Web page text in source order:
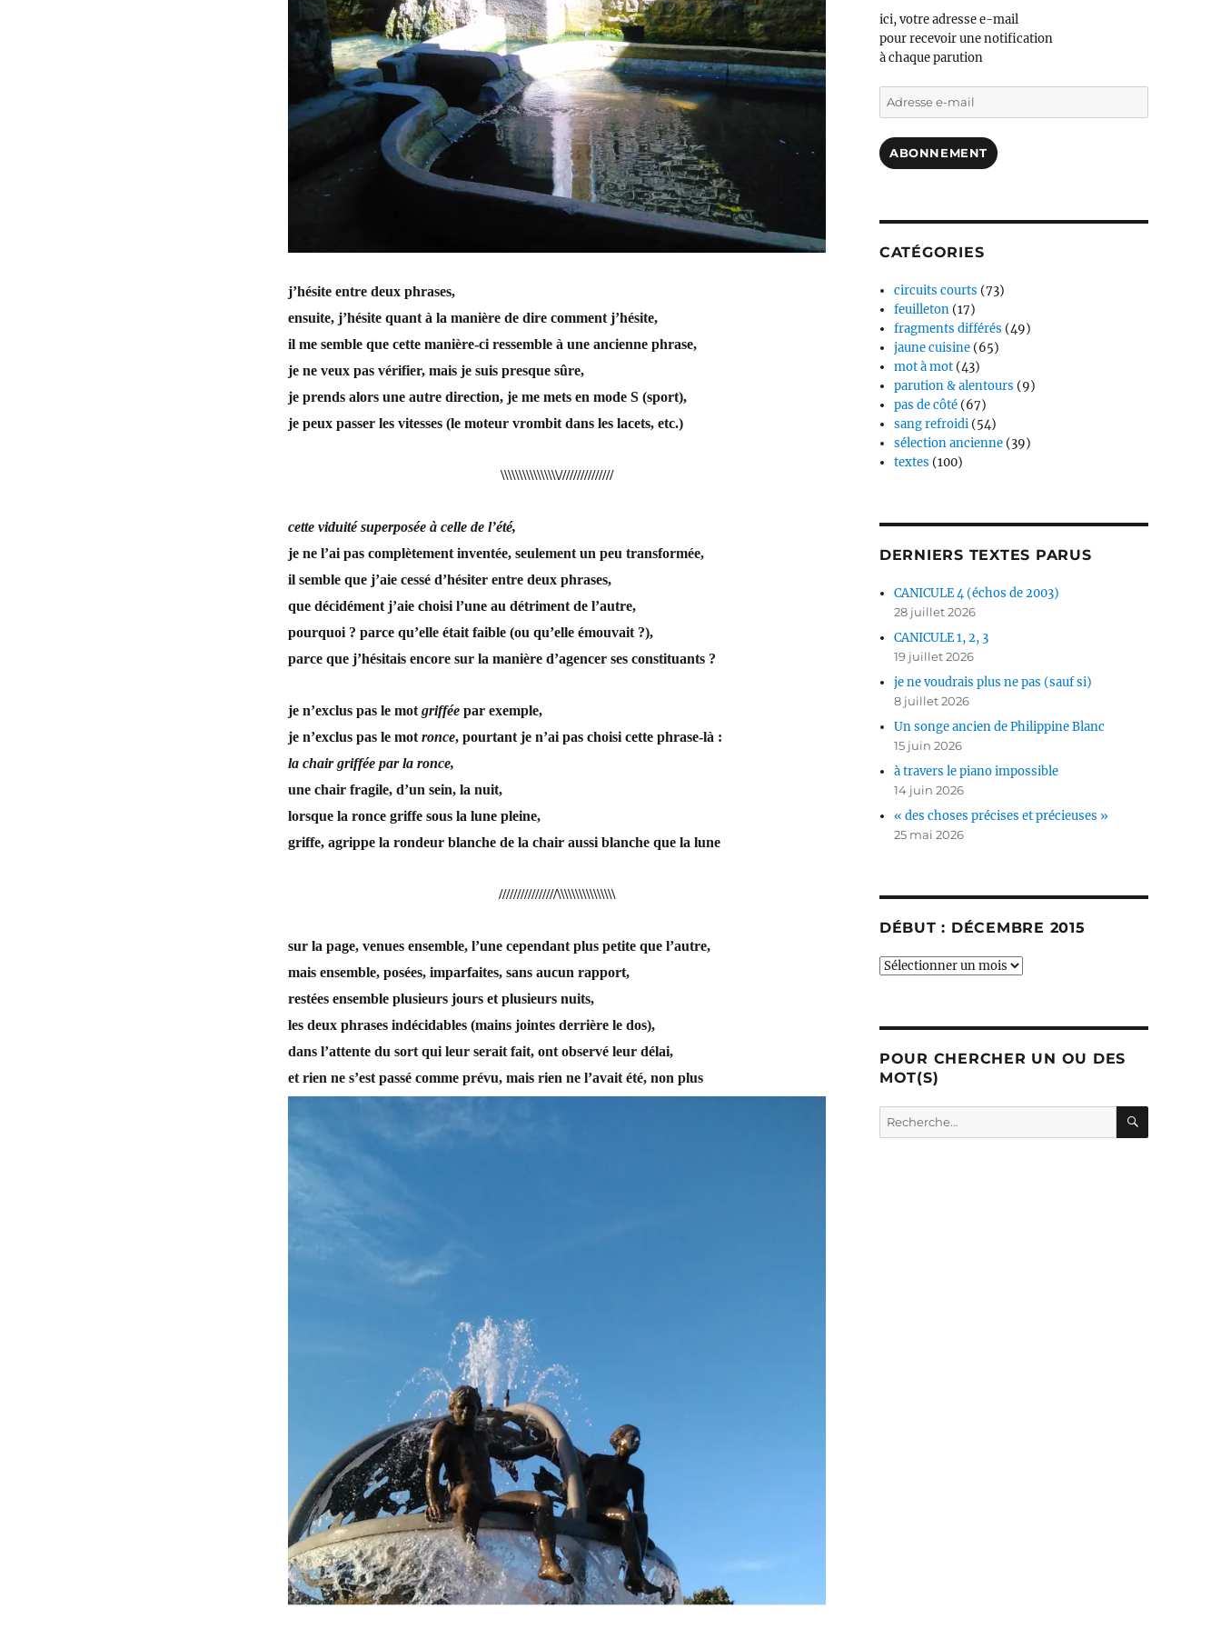
j’hésite entre deux phrases,
ensuite, j’hésite quant à la manière de dire comment j’hésite,
il me semble que cette manière-ci ressemble à une ancienne phrase,
je ne veux pas vérifier, mais je suis presque sûre,
je prends alors une autre direction, je me mets en mode S (sport),
je peux passer les vitesses (le moteur vrombit dans les lacets, etc.)
\\\\\\\\\\\\\\\\///////////////
cette viduité superposée à celle de l’été,
je ne l’ai pas complètement inventée, seulement un peu transformée,
il semble que j’aie cessé d’hésiter entre deux phrases,
que décidément j’aie choisi l’une au détriment de l’autre,
pourquoi ? parce qu’elle était faible (ou qu’elle émouvait ?),
parce que j’hésitais encore sur la manière d’agencer ses constituants ?
je n’exclus pas le mot grifféepar exemple,
je n’exclus pas le mot ronce, pourtant je n’ai pas choisi cette phrase-là :
la chair griffée par la ronce,
une chair fragile, d’un sein, la nuit,
lorsque la ronce griffe sous la lune pleine,
griffe, agrippe la rondeur blanche de la chair aussi blanche que la lune
////////////////\\\\\\\\\\\\\\\\
sur la page, venues ensemble, l’une cependant plus petite que l’autre,
mais ensemble, posées, imparfaites, sans aucun rapport,
restées ensemble plusieurs jours et plusieurs nuits,
les deux phrases indécidables (mains jointes derrière le dos),
dans l’attente du sort qui leur serait fait, ont observé leur délai,
et rien ne s’est passé comme prévu, mais rien ne l’avait été, non plus
ici, votre adresse e-mail
pour recevoir une notification
à chaque parution
Adresse
e-
ABONNEMENT
CATÉGORIES
circuits courts (73)
feuilleton (17)
fragments différés (49)
jaune cuisine (65)
mot à mot (43)
parution & alentours (9)
pas de côté (67)
sang refroidi (54)
sélection ancienne (39)
textes (100)
DERNIERS TEXTES PARUS
CANICULE 4 (échos de 2003)
28 juillet 2026
CANICULE 1, 2, 3
19 juillet 2026
je ne voudrais plus ne pas (sauf si)
8 juillet 2026
Un songe ancien de Philippine Blanc
15 juin 2026
à travers le piano impossible
14 juin 2026
« des choses précises et précieuses »
25 mai 2026
DÉBUT : DÉCEMBRE 2015
début
POUR CHERCHER UN OU DES
MOT(S)
Recherche
pour :